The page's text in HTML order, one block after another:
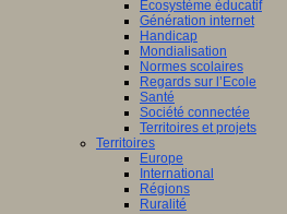
Ecosystème éducatif
Génération internet
Handicap
Mondialisation
Normes scolaires
Regards sur l’Ecole
Santé
Société connectée
Territoires et projets
Territoires
Europe
International
Régions
Ruralité